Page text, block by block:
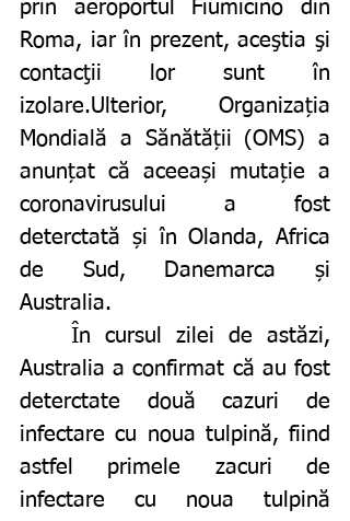
prin aeroportul Fiumicino din
Roma, iar în prezent, aceştia şi
contacţii lor sunt în
izolare.Ulterior, Organizația
Mondială a Sănătății (OMS) a
anunțat că aceeași mutație a
coronavirusului a fost
deterctată și în Olanda, Africa
de Sud, Danemarca și
Australia.
Australia a confirmat că au fost
deterctate două cazuri de
infectare cu noua tulpină, fiind
astfel primele zacuri de
infectare cu noua tulpină